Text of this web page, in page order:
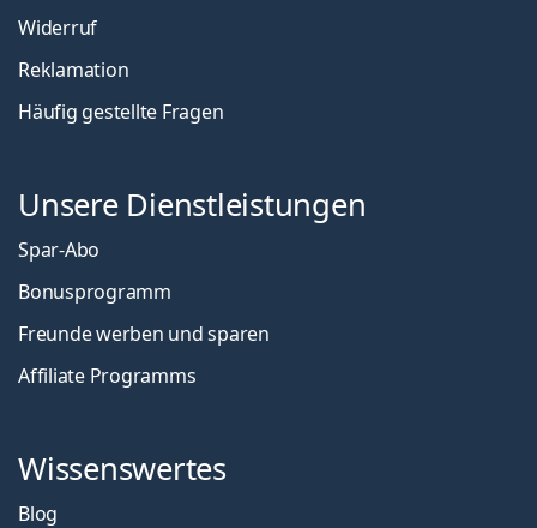
Widerruf
Reklamation
Häufig gestellte Fragen
Unsere Dienstleistungen
Spar-Abo
Bonusprogramm
Freunde werben und sparen
Affiliate Programms
Wissenswertes
Blog